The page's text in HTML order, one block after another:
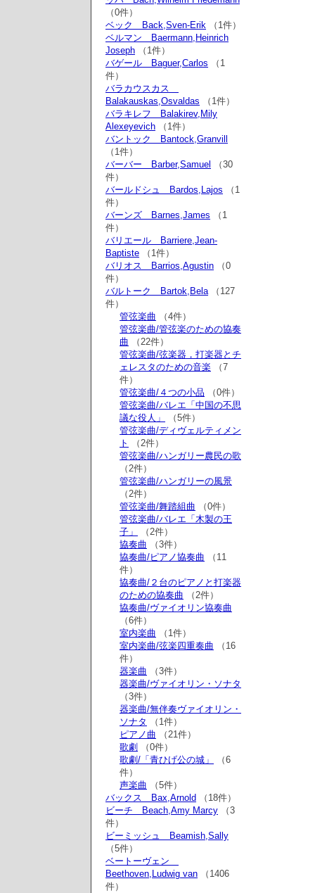
（0件）
ベック Back,Sven-Erik （1件）
ベルマン Baermann,Heinrich
Joseph （1件）
バゲール Baguer,Carlos （1
件）
バラカウスカス
Balakauskas,Osvaldas （1件）
バラキレフ Balakirev,Mily
Alexeyevich （1件）
バントック Bantock,Granvill
（1件）
バーバー Barber,Samuel
（30
件）
バールドシュ Bardos,Lajos （1
件）
バーンズ Barnes,James （1
件）
バリエール Barriere,Jean-
Baptiste （1件）
バリオス Barrios,Agustin （0
件）
バルトーク Bartok,Bela（127
件）
管弦楽曲 （4件）
管弦楽曲/管弦楽のための協奏
曲 （22件）
管弦楽曲/弦楽器，打楽器とチ
ェレスタのための音楽 （7
件）
管弦楽曲/４つの小品 （0件）
管弦楽曲/バレエ「中国の不思
議な役人」
（5件）
管弦楽曲/ディヴェルティメン
ト
（2件）
管弦楽曲/ハンガリー農民の歌
（2件）
管弦楽曲/ハンガリーの風景
（2件）
管弦楽曲/舞踏組曲 （0件）
管弦楽曲/バレエ「木製の王
子」
（2件）
協奏曲 （3件）
協奏曲/ピアノ協奏曲 （11
件）
協奏曲/２台のピアノと打楽器
のための協奏曲 （2件）
協奏曲/ヴァイオリン協奏曲
（6件）
室内楽曲 （1件）
室内楽曲/弦楽四重奏曲 （16
件）
器楽曲 （3件）
器楽曲/ヴァイオリン・ソナタ
（3件）
器楽曲/無伴奏ヴァイオリン・
ソナタ
（1件）
ピアノ曲 （21件）
歌劇
（0件）
歌劇/「青ひげ公の城」
（6
件）
声楽曲 （5件）
バックス Bax,Arnold （18件）
ビーチ Beach,Amy Marcy （3
件）
ビーミッシュ Beamish,Sally
（5件）
ベートーヴェン
Beethoven,Ludwig van （1406
件）